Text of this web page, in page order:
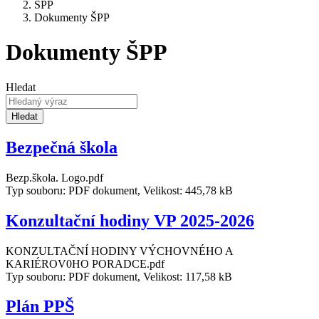
ŠPP
Dokumenty ŠPP
Dokumenty ŠPP
Hledat
Hledat
Bezpečná škola
Bezp.škola. Logo.pdf
Typ souboru: PDF dokument, Velikost: 445,78 kB
Konzultační hodiny VP 2025-2026
KONZULTAČNÍ HODINY VÝCHOVNÉHO A
KARIÉROV0HO PORADCE.pdf
Typ souboru: PDF dokument, Velikost: 117,58 kB
Plán PPŠ